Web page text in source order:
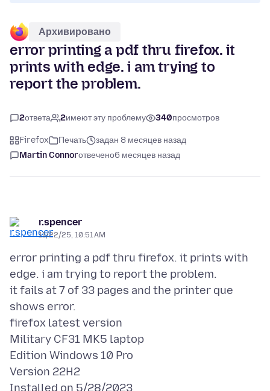
Архивировано
error printing a pdf thru firefox. it
prints with edge. i am trying to
report the problem.
2ответа 2имеют эту проблему 340просмотров
Firefox Печать
задан 8 месяцев назад
Martin Connorотвечено6 месяцев назад
r.spencer
11/22/25, 10:51 AM
error printing a pdf thru firefox. it prints with
edge. i am trying to report the problem.
it fails at 7 of 33 pages and the printer que
shows error.
firefox latest version
Military CF31 MK5 laptop
Edition Windows 10 Pro
Version 22H2
Installed on 5/28/2023